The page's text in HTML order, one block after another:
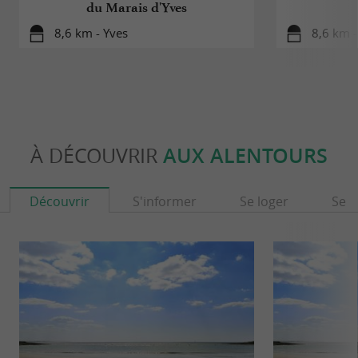
du Marais d'Yves
8,6 km - Yves 8,6 km
À DÉCOUVRIR AUX ALENTOURS
Découvrir S'informer Se loger Se